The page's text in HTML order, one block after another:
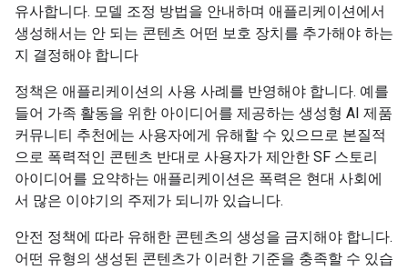
유사합니다. 모델 조정 방법을 안내하며 애플리케이션에서
생성해서는 안 되는 콘텐츠 어떤 보호 장치를 추가해야 하는
지 결정해야 합니다
정책은 애플리케이션의 사용 사례를 반영해야 합니다. 예를
들어 가족 활동을 위한 아이디어를 제공하는 생성형 AI 제품
커뮤니티 추천에는 사용자에게 유해할 수 있으므로 본질적
으로 폭력적인 콘텐츠 반대로 사용자가 제안한 SF 스토리
아이디어를 요약하는 애플리케이션은 폭력은 현대 사회에
서 많은 이야기의 주제가 되니까 있습니다.
안전 정책에 따라 유해한 콘텐츠의 생성을 금지해야 합니다.
어떤 유형의 생성된 콘텐츠가 이러한 기준을 충족할 수 있습